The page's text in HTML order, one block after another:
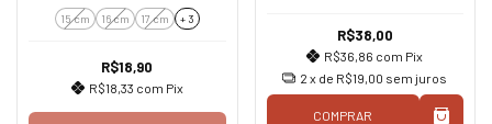
15 cm 16 cm 17 cm + 3
R$18,90
R$18,33 com Pix
R$38,00
R$36,86 com Pix
2 x de R$19,00 sem juros
COMPRAR